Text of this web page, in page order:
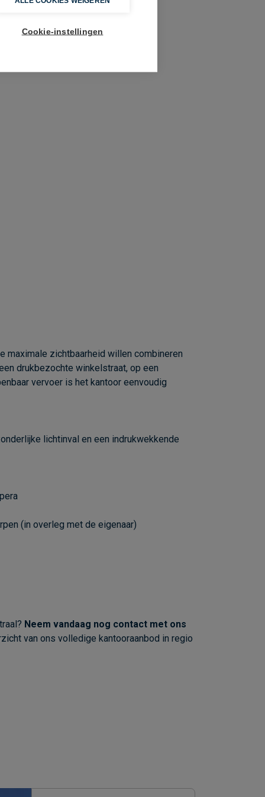
maximale zichtbaarheid willen combineren
drukbezochte winkelstraat, op een
vervoer is het kantoor eenvoudig
lichtinval en een indrukwekkende
(in overleg met de eigenaar)
Neem vandaag nog contact met ons
van ons volledige kantooraanbod in regio
Cookie-instellingen